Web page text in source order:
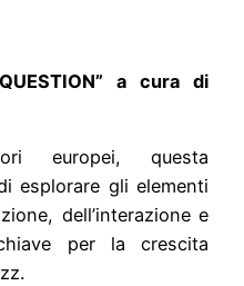
a cura di
europei, questa
esplorare gli elementi
dell’interazione e
per la crescita